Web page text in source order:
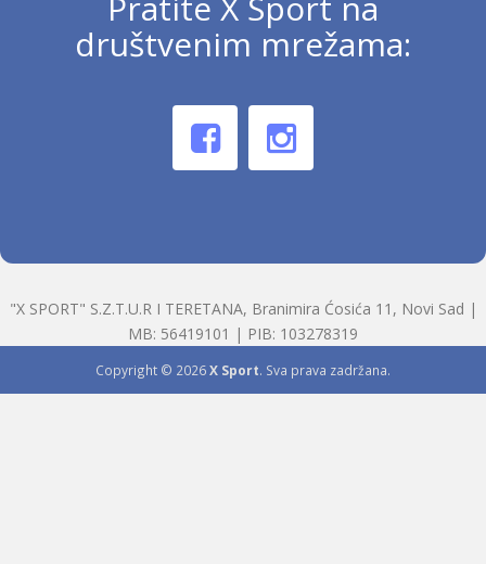
društvenim mrežama:
"X SPORT" S.Z.T.U.R I TERETANA, Branimira Ćosića 11, Novi Sad |
MB: 56419101 | PIB: 103278319
Copyright © 2026X Sport. Sva prava zadržana.